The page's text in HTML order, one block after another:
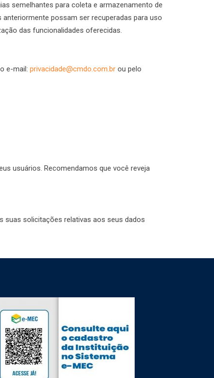
semelhantes para coleta e armazenamento de
possam ser recuperadas para uso
das funcionalidades oferecidas.
e-mail: privacidade@cmdo.com.br ou pelo
usuários. Recomendamos que você reveja
suas solicitações relativas aos seus dados